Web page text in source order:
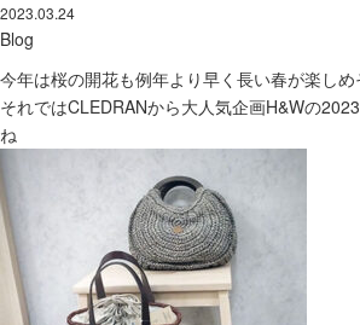
2023.03.24
Blog
今年は桜の開花も例年より早く長い春が楽しめ
それではCLEDRANから大人気企画H&Wの
ね